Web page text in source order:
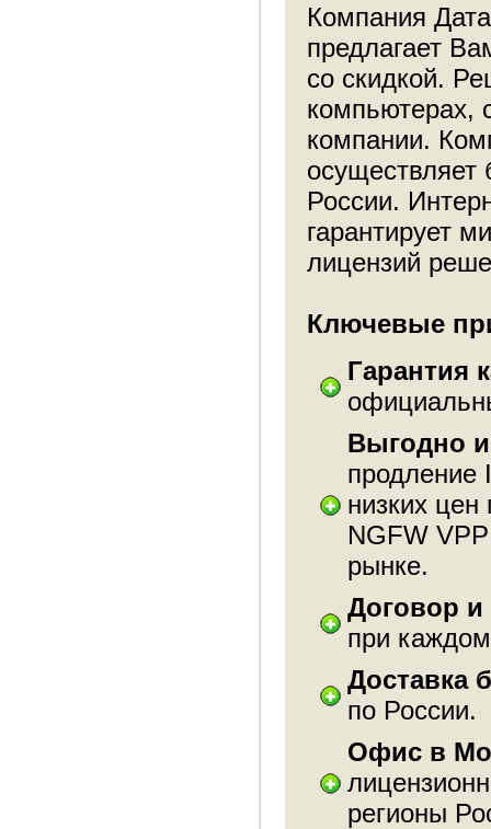
Компания
предлагает
со скидкой.
компьютерах,
компании.
осуществляет
России.
гарантирует
лицензий
Ключевые
Гарантия
Выгодно
продление
низких
NGFW
рынке.
Договор и
при
Доставка
по России.
Офис в
регионы